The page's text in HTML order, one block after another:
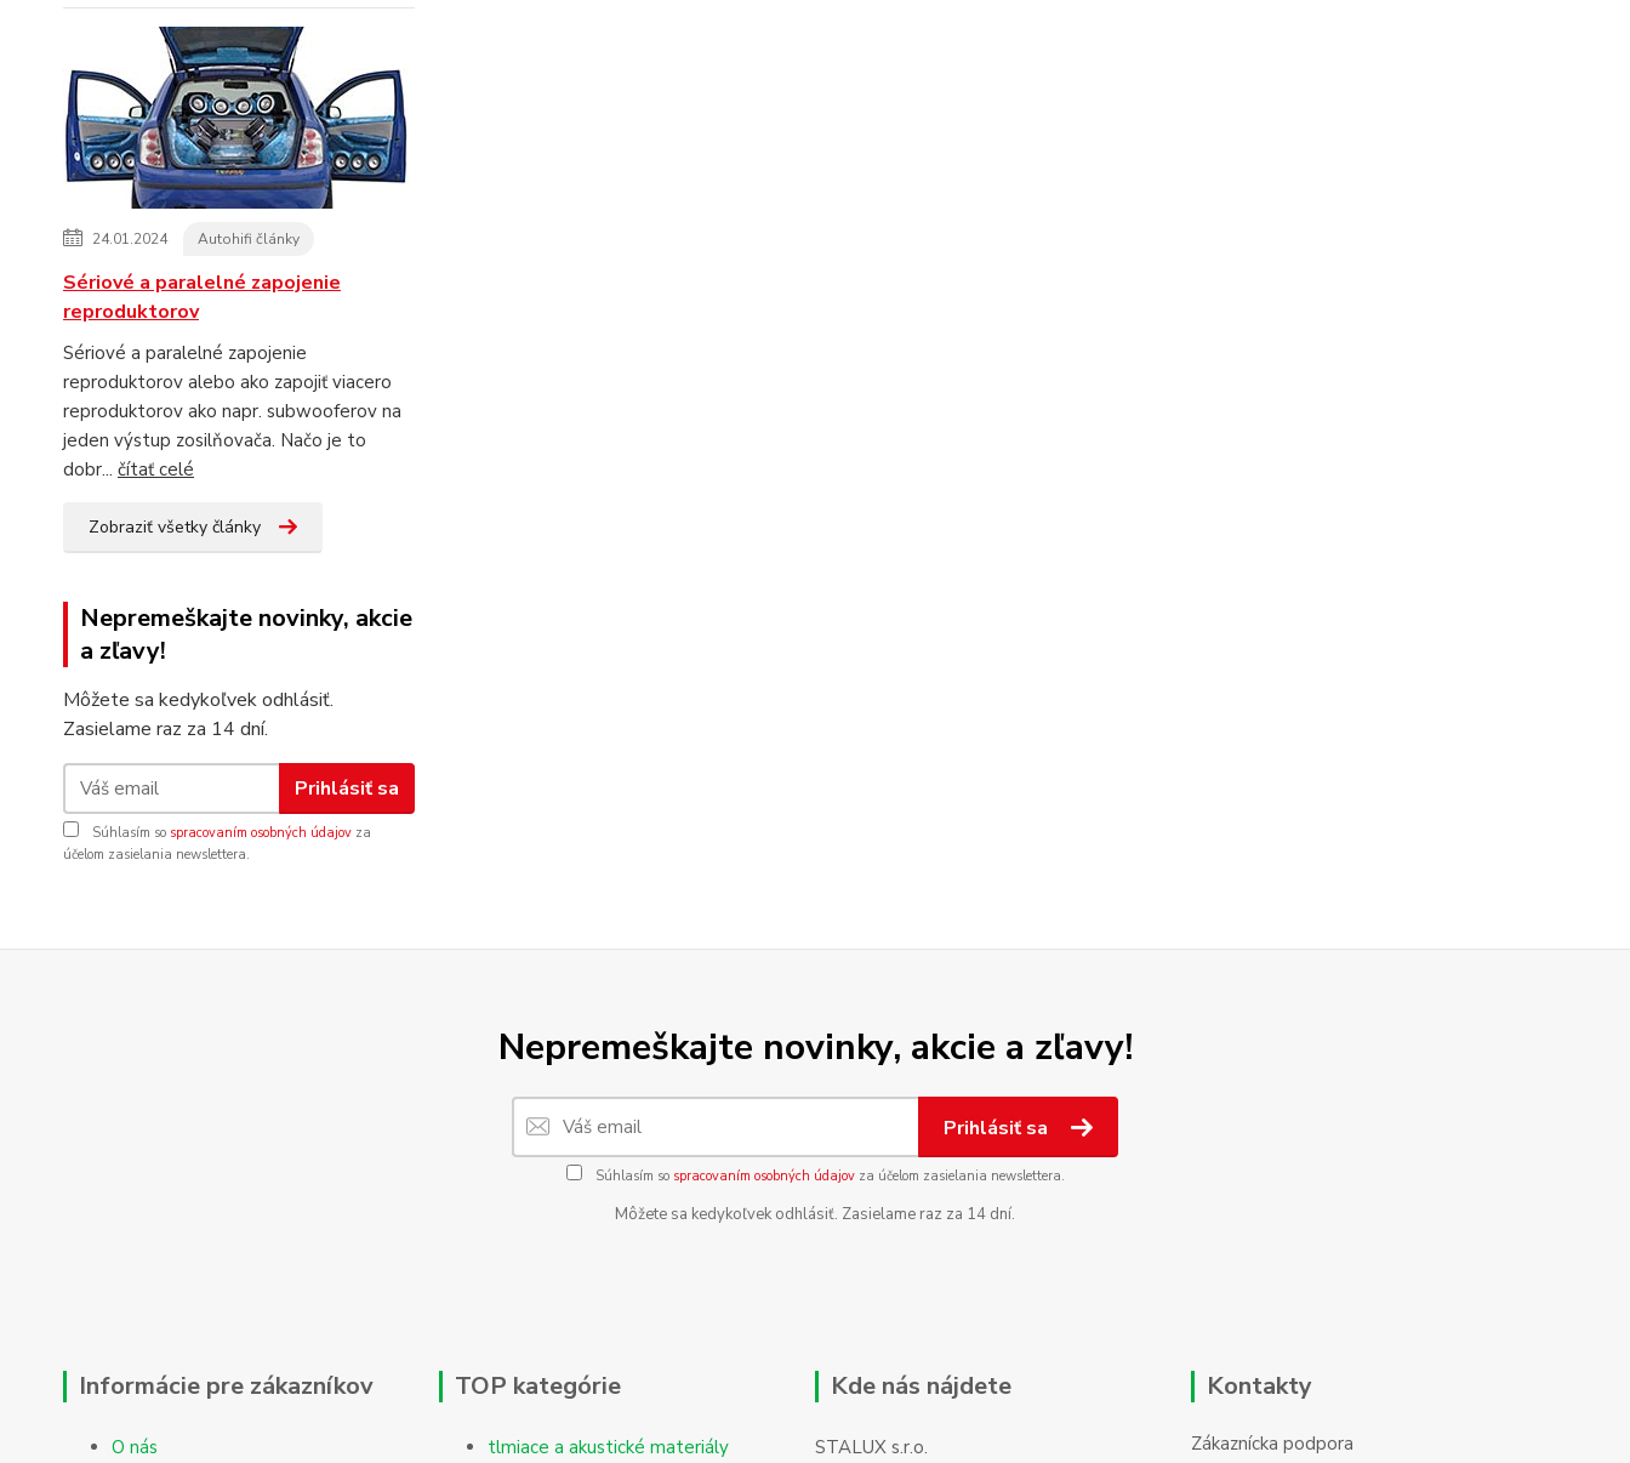
24.01.2024 Autohifi články
Sériové a paralelné zapojenie
reproduktorov
Sériové a paralelné zapojenie
reproduktorov alebo ako zapojiť viacero
reproduktorov ako napr. subwooferov na
jeden výstup zosilňovača. Načo je to
dobr... čítať celé
Zobraziť všetky články
Nepremeškajte novinky, akcie
a zľavy!
Môžete sa kedykoľvek odhlásiť.
Zasielame raz za 14 dní.
Prihlásiť sa
Súhlasím so spracovaním osobných údajov za
účelom zasielania newslettera.
Nepremeškajte novinky, akcie a zľavy!
Prihlásiť sa
Súhlasím so spracovaním osobných údajovza účelom zasielania newslettera.
Môžete sa kedykoľvek odhlásiť. Zasielame raz za 14 dní.
Informácie pre zákazníkov
O nás
TOP kategórie
tlmiace a akustické materiály
Kde nás nájdete
STALUX s.r.o.
Kontakty
Zákaznícka podpora